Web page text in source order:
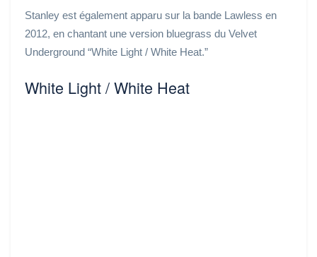
Stanley est également apparu sur la bande Lawless en
2012, en chantant une version bluegrass du Velvet
Underground “White Light / White Heat.”
White Light / White Heat